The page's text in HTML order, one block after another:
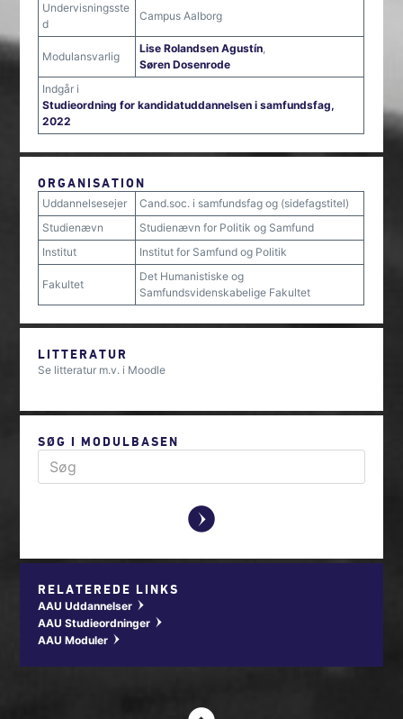
Undervisningsste
d
Campus Aalborg
Modulansvarlig
Lise Rolandsen Agustín,
Søren Dosenrode
Indgår i
Studieordning for kandidatuddannelsen i samfundsfag,
2022
ORGANISATION
Uddannelsesejer
Cand.soc. i samfundsfag og (sidefagstitel)
Studienævn
Studienævn for Politik og Samfund
Institut
Institut for Samfund og Politik
Fakultet
Det Humanistiske og
Samfundsvidenskabelige Fakultet
LITTERATUR
Se litteratur m.v. i Moodle
SØG I MODULBASEN
y
RELATEREDE LINKS
AAU Uddannelser w
AAU Studieordninger w
AAU Moduler w